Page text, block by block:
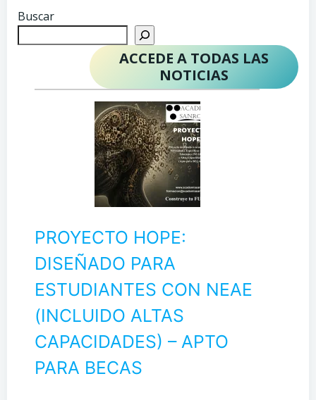
Buscar
ACCEDE A TODAS LAS
NOTICIAS
PROYECTO HOPE:
DISEÑADO PARA
ESTUDIANTES CON NEAE
(INCLUIDO ALTAS
CAPACIDADES) – APTO
PARA BECAS